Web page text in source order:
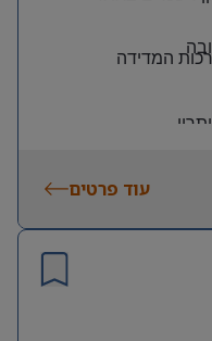
המדידה
יתרון
עוד פרטים